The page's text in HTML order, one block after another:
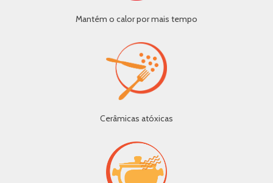
Mantém o calor por mais tempo
Cerâmicas atóxicas